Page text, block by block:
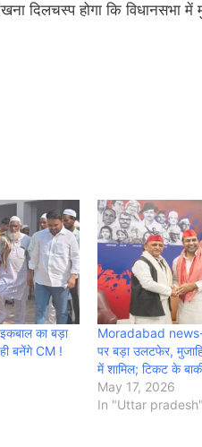
दिलचस्प होगा कि विधानसभा
इकबाल का बड़ा
बनेंगे CM !
Moradabad news-
पर बड़ा उलटफेर,
में शामिल; टिकट के
May 17, 2026
In "Uttar pradesh"